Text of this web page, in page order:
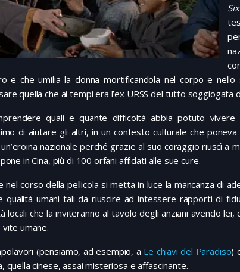
e che umilia la donna mortificandola nel corpo e nello
quella che ai tempi era l’ex URSS del tutto soggiogata
quali e quante difficoltà abbia potuto vivere
di aiutare gli altri, in un contesto culturale che
nazionale perché grazie al suo coraggio riuscì a
in Cina, più di 100 orfani affidati alle sue cure.
corso della pellicola si metta in luce la mancanza di
qualità umani tali da riuscire ad intessere rapporti di
locali che la inviteranno al tavolo degli anziani avendo
umane.
(pensiamo, ad esempio, a Le chiavi del Paradiso)
quella cinese, assai misteriosa e affascinante.